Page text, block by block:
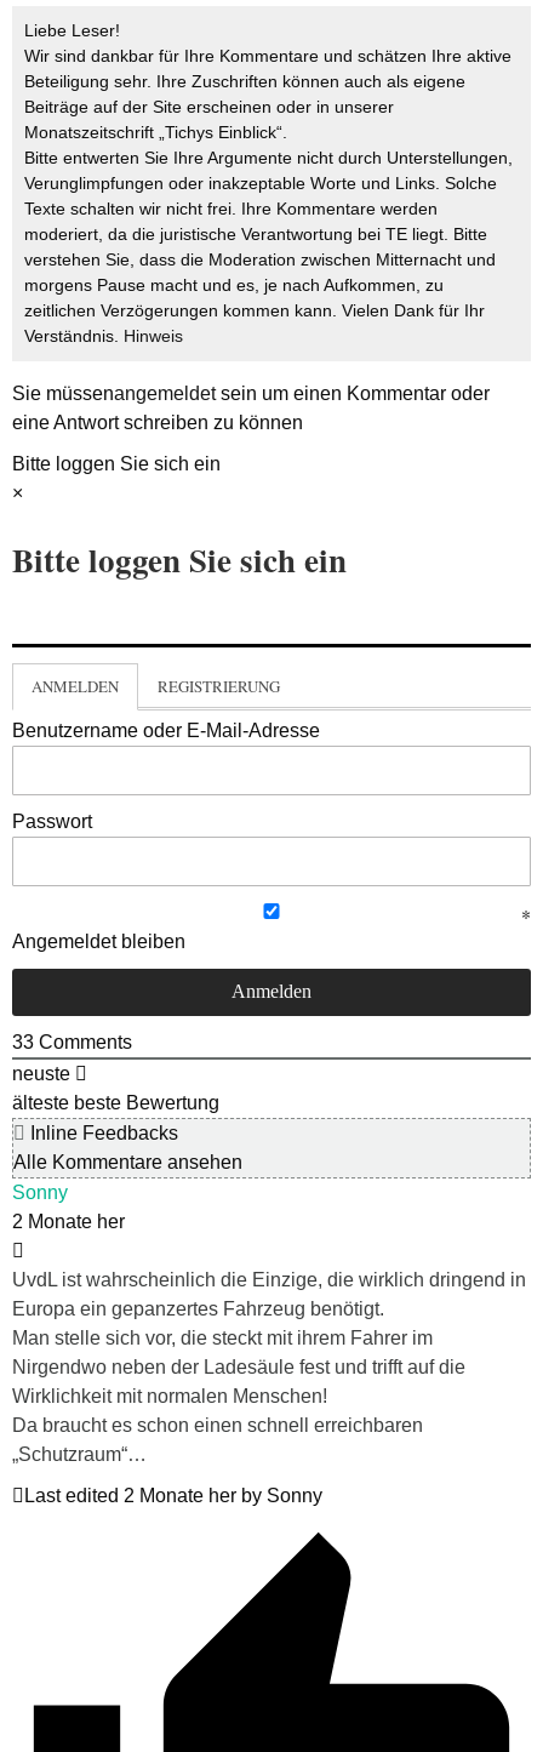
Liebe Leser!
Wir sind dankbar für Ihre Kommentare und schätzen Ihre aktive
Beteiligung sehr. Ihre Zuschriften können auch als eigene
Beiträge auf der Site erscheinen oder in unserer
Monatszeitschrift „Tichys Einblick“.
Bitte entwerten Sie Ihre Argumente nicht durch Unterstellungen,
Verunglimpfungen oder inakzeptable Worte und Links. Solche
Texte schalten wir nicht frei. Ihre Kommentare werden
moderiert, da die juristische Verantwortung bei TE liegt. Bitte
verstehen Sie, dass die Moderation zwischen Mitternacht und
morgens Pause macht und es, je nach Aufkommen, zu
zeitlichen Verzögerungen kommen kann. Vielen Dank für Ihr
Verständnis. Hinweis
Sie müssenangemeldetsein um einen Kommentar oder
eine Antwort schreiben zu können
Bitte loggen Sie sich ein
×
Bitte loggen Sie sich ein
ANMELDEN REGISTRIERUNG
Benutzername oder E-Mail-Adresse
Passwort
Angemeldet bleiben
33 Comments
neuste
älteste beste Bewertung
Inline Feedbacks
Alle Kommentare ansehen
Sonny
2 Monate her
UvdL ist wahrscheinlich die Einzige, die wirklich dringend in
Europa ein gepanzertes Fahrzeug benötigt.
Man stelle sich vor, die steckt mit ihrem Fahrer im
Nirgendwo neben der Ladesäule fest und trifft auf die
Wirklichkeit mit normalen Menschen!
Da braucht es schon einen schnell erreichbaren
„Schutzraum“…
Last edited 2 Monate her by Sonny